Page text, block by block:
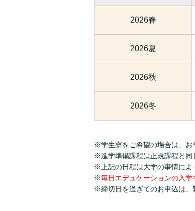
2026春
2026夏
2026秋
2026冬
※学生寮をご希望の場合は、お
※進学準備課程は正規課程と同
※上記の日程は大学の事情によ
※毎日エデュケーションの入学
※締切日を過ぎてのお申込は、